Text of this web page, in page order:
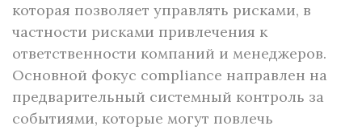
которая позволяет управлять рисками, в
частности рисками привлечения к
ответственности компаний и менеджеров.
Основной фокус compliance направлен на
предварительный системный контроль за
событиями, которые могут повлечь